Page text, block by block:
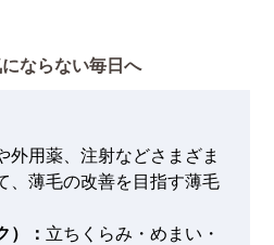
ならない毎日へ
外用薬、注射などさまざま
、薄毛の改善を目指す薄毛
）： 立ちくらみ・めまい・